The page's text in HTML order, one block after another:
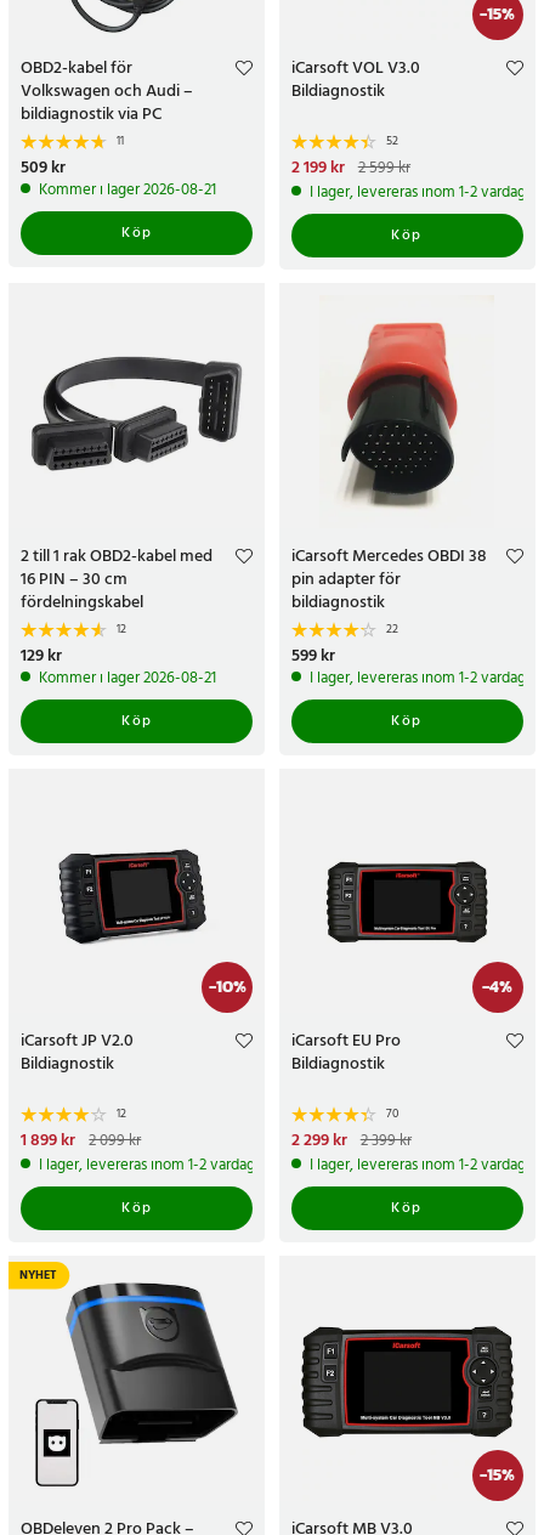
OBD2-kabel för
Volkswagen och Audi –
bildiagnostik via PC
11
Pris:509 kr
509 kr
Kommer i lager 2026-08-21
Köp
-15%
iCarsoft VOL V3.0
Bildiagnostik
52
Nuvarande pris:
2 199 krTidigare pris:2 599 kr
2 199 kr 2 599 kr
I lager, levereras inom 1-2 vardagar
Köp
2 till 1 rak OBD2-kabel med
16 PIN – 30 cm
fördelningskabel
12
Pris:129 kr
129 kr
Kommer i lager 2026-08-21
Köp
iCarsoft Mercedes OBDI 38
pin adapter för
bildiagnostik
22
Pris:599 kr
599 kr
I lager, levereras inom 1-2 vardagar
Köp
-10%
iCarsoft JP V2.0
Bildiagnostik
12
Nuvarande pris:
1 899 krTidigare pris:2 099 kr
1 899 kr 2 099 kr
I lager, levereras inom 1-2 vardagar
Köp
-4%
iCarsoft EU Pro
Bildiagnostik
70
Nuvarande pris:
2 299 krTidigare pris:2 399 kr
2 299 kr 2 399 kr
I lager, levereras inom 1-2 vardagar
Köp
NYHET
OBDeleven 2 Pro Pack –
-15%
iCarsoft MB V3.0